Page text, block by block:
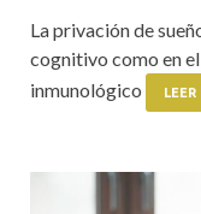
La privación de
cognitivo como en
inmunológico
LEER